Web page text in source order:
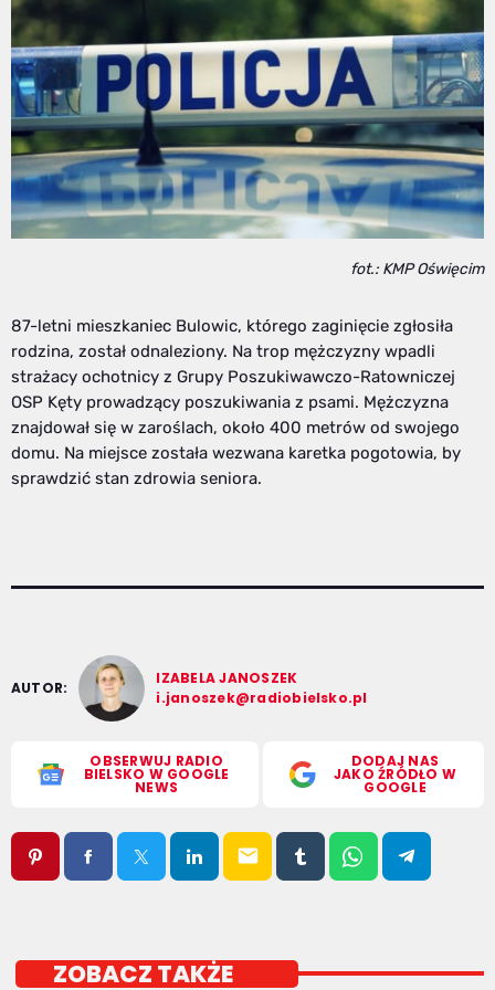
fot.: KMP Oświęcim
87-letni mieszkaniec Bulowic, którego zaginięcie zgłosiła
rodzina, został odnaleziony. Na trop mężczyzny wpadli
strażacy ochotnicy z Grupy Poszukiwawczo-Ratowniczej
OSP Kęty prowadzący poszukiwania z psami. Mężczyzna
znajdował się w zaroślach, około 400 metrów od swojego
domu. Na miejsce została wezwana karetka pogotowia, by
sprawdzić stan zdrowia seniora.
AUTOR:
IZABELA JANOSZEK
i.janoszek@radiobielsko.pl
OBSERWUJ RADIO
BIELSKO W GOOGLE
NEWS
DODAJ NAS
JAKO ŹRÓDŁO W
GOOGLE
email
ZOBACZ TAKŻE